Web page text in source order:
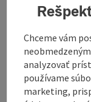
July
August
October
November
Properties:
Loop
Chceme vám
analyzovať
používame
marketing,